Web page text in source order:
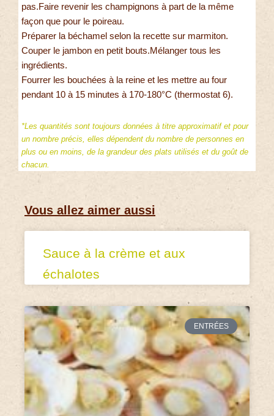
pas.Faire revenir les champignons à part de la même
façon que pour le poireau.
Préparer la béchamel selon la recette sur marmiton.
Couper le jambon en petit bouts.Mélanger tous les
ingrédients.
Fourrer les bouchées à la reine et les mettre au four
pendant 10 à 15 minutes à 170-180°C (thermostat 6).
*Les quantités sont toujours données à titre approximatif et pour
un nombre précis, elles dépendent du nombre de personnes en
plus ou en moins, de la grandeur des plats utilisés et du goût de
chacun.
Vous allez aimer aussi
Sauce à la crème et aux
échalotes
ENTRÉES